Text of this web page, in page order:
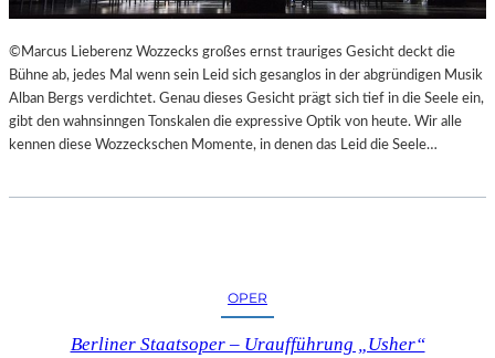
L
S
Ä
U
L
E
G
©Marcus Lieberenz Wozzecks großes ernst trauriges Gesicht deckt die
Bühne ab, jedes Mal wenn sein Leid sich gesanglos in der abgründigen Musik
Alban Bergs verdichtet. Genau dieses Gesicht prägt sich tief in die Seele ein,
gibt den wahnsinngen Tonskalen die expressive Optik von heute. Wir alle
kennen diese Wozzeckschen Momente, in denen das Leid die Seele…
OPER
Berliner Staatsoper – Uraufführung „Usher“